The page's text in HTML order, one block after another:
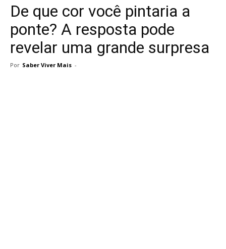
De que cor você pintaria a
ponte? A resposta pode
revelar uma grande surpresa
Por Saber Viver Mais -